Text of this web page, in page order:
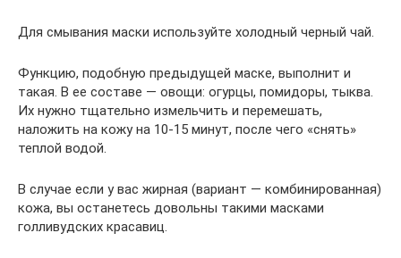
Для смывания маски используйте холодный черный чай.
Функцию, подобную предыдущей маске, выполнит и
такая. В ее составе — овощи: огурцы, помидоры, тыква.
Их нужно тщательно измельчить и перемешать,
наложить на кожу на 10-15 минут, после чего «снять»
теплой водой.
В случае если у вас жирная (вариант — комбинированная)
кожа, вы останетесь довольны такими масками
голливудских красавиц.